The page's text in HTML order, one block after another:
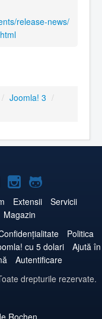
release-news/
/ Joomla! 3 /
Joomla!
pe
Instagram
Joomla!
pe
Extensii
Servicii
Magazin
Politica
cu 5 dolari
Ajută în
Autentificare
drepturile rezervate.